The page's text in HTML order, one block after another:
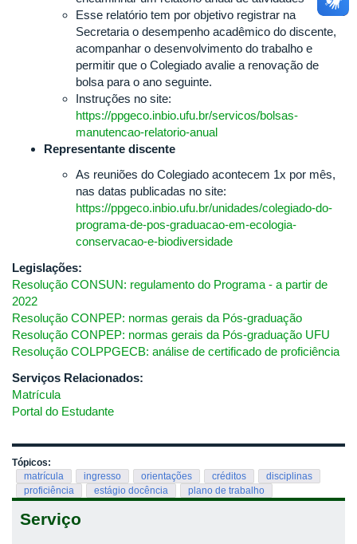
Esse relatório tem por objetivo registrar na
Secretaria o desempenho acadêmico do discente,
acompanhar o desenvolvimento do trabalho e
permitir que o Colegiado avalie a renovação de
bolsa para o ano seguinte.
Instruções no site:
https://ppgeco.inbio.ufu.br/servicos/bolsas-
manutencao-relatorio-anual
Representante discente
As reuniões do Colegiado acontecem 1x por mês,
nas datas publicadas no site:
https://ppgeco.inbio.ufu.br/unidades/colegiado-do-
programa-de-pos-graduacao-em-ecologia-
conservacao-e-biodiversidade
Legislações:
Resolução CONSUN: regulamento do Programa - a partir de
2022
Resolução CONPEP: normas gerais da Pós-graduação
Resolução CONPEP: normas gerais da Pós-graduação UFU
Resolução COLPPGECB: análise de certificado de proficiência
Serviços Relacionados:
Matrícula
Portal do Estudante
Tópicos:
matrícula
ingresso orientações créditos
disciplinas
proficiência
estágio docência plano de trabalho
Serviço